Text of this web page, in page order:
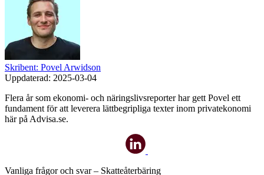
Skribent: Povel Arwidson
Uppdaterad: 2025-03-04
Flera år som ekonomi- och näringslivsreporter har gett Povel ett
fundament för att leverera lättbegripliga texter inom privatekonomi
här på Advisa.se.
Vanliga frågor och svar – Skatteåterbäring